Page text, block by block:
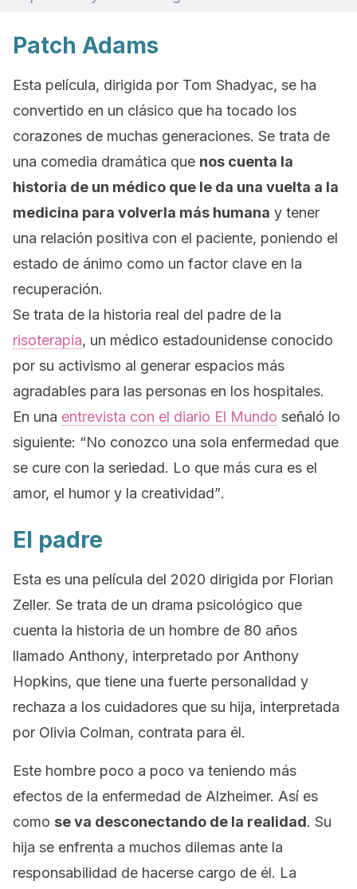
Patch Adams
Esta película, dirigida por Tom Shadyac, se ha
convertido en un clásico que ha tocado los
corazones de muchas generaciones. Se trata de
una comedia dramática que nos cuenta la
historia de un médico que le da una vuelta a la
medicina para volverla más humana y tener
una relación positiva con el paciente, poniendo el
estado de ánimo como un factor clave en la
recuperación.
Se trata de la historia real del padre de la
risoterapia, un médico estadounidense conocido
por su activismo al generar espacios más
agradables para las personas en los hospitales.
En una entrevista con el diario El Mundo señaló lo
siguiente: “No conozco una sola enfermedad que
se cure con la seriedad. Lo que más cura es el
amor, el humor y la creatividad”.
El padre
Esta es una película del 2020 dirigida por Florian
Zeller. Se trata de un drama psicológico que
cuenta la historia de un hombre de 80 años
llamado Anthony, interpretado por Anthony
Hopkins, que tiene una fuerte personalidad y
rechaza a los cuidadores que su hija, interpretada
por Olivia Colman, contrata para él.
Este hombre poco a poco va teniendo más
efectos de la enfermedad de Alzheimer. Así es
como se va desconectando de la realidad. Su
hija se enfrenta a muchos dilemas ante la
responsabilidad de hacerse cargo de él. La